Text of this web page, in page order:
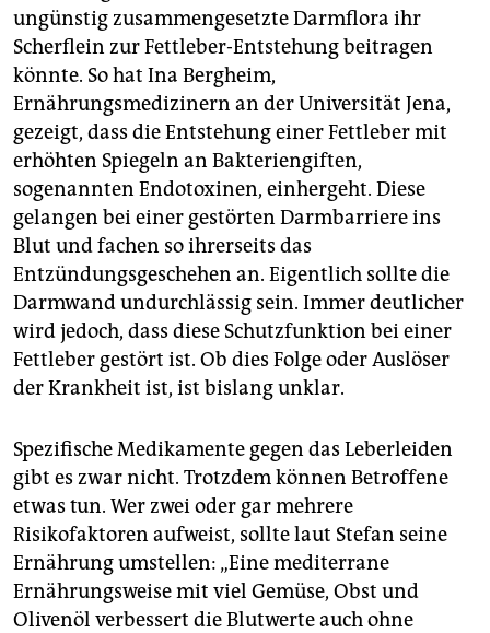
ungünstig zusammengesetzte Darmflora ihr
Scherflein zur Fettleber-Entstehung beitragen
könnte. So hat Ina Bergheim,
Ernährungsmedizinern an der Universität Jena,
gezeigt, dass die Entstehung einer Fettleber mit
erhöhten Spiegeln an Bakteriengiften,
sogenannten Endotoxinen, einhergeht. Diese
gelangen bei einer gestörten Darm­barriere ins
Blut und fachen so ihrerseits das
Entzündungsgeschehen an. Eigentlich sollte die
Darmwand undurchlässig sein. Immer deutlicher
wird jedoch, dass diese Schutzfunktion bei einer
Fettleber gestört ist. Ob dies Folge oder Auslöser
der Krankheit ist, ist bislang unklar.
Spezifische Medikamente gegen das Leberleiden
gibt es zwar nicht. Trotzdem können Betroffene
etwas tun. Wer zwei oder gar mehrere
Risikofaktoren aufweist, sollte laut Stefan seine
Ernährung umstellen: „Eine mediterrane
Ernährungsweise mit viel Gemüse, Obst und
Olivenöl verbessert die Blutwerte auch ohne